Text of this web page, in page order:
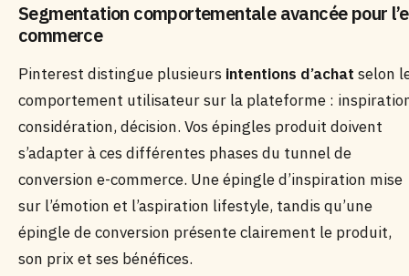
Segmentation comportementale avancée pour
commerce
Pinterest distingue plusieurs intentions d’achat selon
comportement utilisateur sur la plateforme :
considération, décision. Vos épingles produit doivent
s’adapter à ces différentes phases du tunnel de
conversion e-commerce. Une épingle d’inspiration mise
sur l’émotion et l’aspiration lifestyle, tandis qu’une
épingle de conversion présente clairement le produit,
son prix et ses bénéfices.